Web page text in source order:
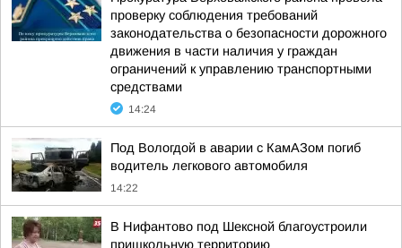
проверку соблюдения требований
законодательства о безопасности дорожного
движения в части наличия у граждан
ограничений к управлению транспортными
средствами
14:24
Под Вологдой в аварии с КамАЗом погиб
водитель легкового автомобиля
14:22
В Нифантово под Шексной благоустроили
пришкольную территорию